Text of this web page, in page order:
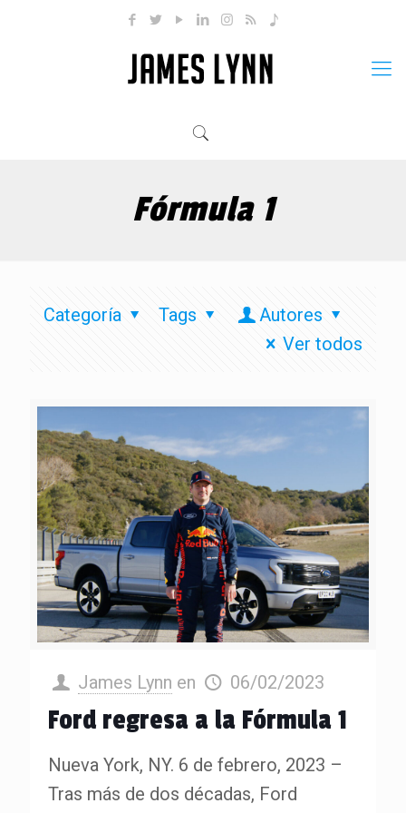
Fórmula 1
Categoría Tags
Autores
Ver todos
James Lynn en 06/02/2023
Ford regresa a la Fórmula 1
Nueva York, NY. 6 de febrero, 2023 –
Tras más de dos décadas, Ford